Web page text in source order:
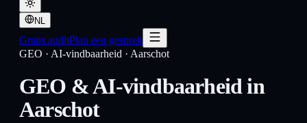
NL
Gratis auditPlan een gesprek
GEO · AI-vindbaarheid · Aarschot
GEO & AI-vindbaarheid in
Aarschot